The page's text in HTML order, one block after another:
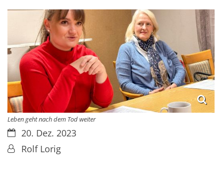
Leben geht nach dem Tod weiter
Datum:20. Dez. 2023
Von:Rolf Lorig